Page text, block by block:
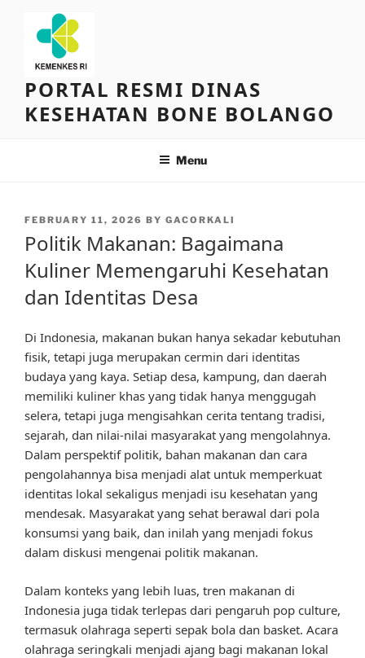
content
PORTAL RESMI DINAS
KESEHATAN BONE BOLANGO
Menu
POSTED
FEBRUARY 11, 2026 BY GACORKALI
Politik Makanan: Bagaimana
Kuliner Memengaruhi Kesehatan
dan Identitas Desa
Di Indonesia, makanan bukan hanya sekadar kebutuhan
fisik, tetapi juga merupakan cermin dari identitas
budaya yang kaya. Setiap desa, kampung, dan daerah
memiliki kuliner khas yang tidak hanya menggugah
selera, tetapi juga mengisahkan cerita tentang tradisi,
sejarah, dan nilai-nilai masyarakat yang mengolahnya.
Dalam perspektif politik, bahan makanan dan cara
pengolahannya bisa menjadi alat untuk memperkuat
identitas lokal sekaligus menjadi isu kesehatan yang
mendesak. Masyarakat yang sehat berawal dari pola
konsumsi yang baik, dan inilah yang menjadi fokus
dalam diskusi mengenai politik makanan.
Dalam konteks yang lebih luas, tren makanan di
Indonesia juga tidak terlepas dari pengaruh pop culture,
termasuk olahraga seperti sepak bola dan basket. Acara
olahraga seringkali menjadi ajang bagi makanan lokal